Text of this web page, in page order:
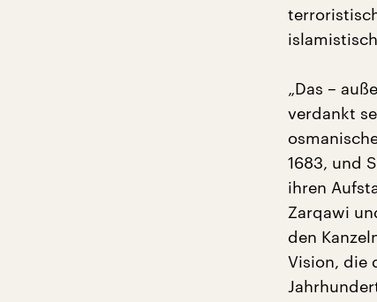
„Das –
verdankt
1683, und
ihren
Zarqawi
den
Vision, die